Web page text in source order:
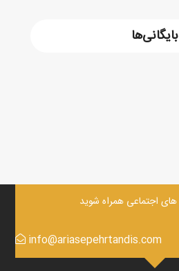
بایگانی‌ها
های اجتماعی همراه شوید
info@ariasepehrtandis.com